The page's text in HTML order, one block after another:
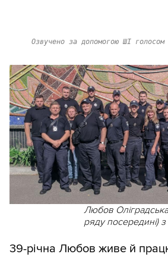
Озвучено за допомогою ШІ голосом
Любов
ряду посередині)
39-річна Любов живе й